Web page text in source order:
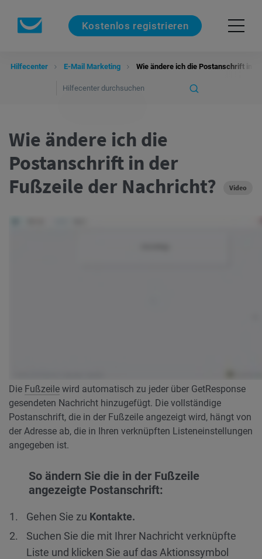
Kostenlos registrieren
Hilfecenter E-Mail Marketing Wie ändere ich die Postanschrift in
Wie ändere ich die
Postanschrift in der
Fußzeile der Nachricht?
Video
Die Fußzeile wird automatisch zu jeder über GetResponse
gesendeten Nachricht hinzugefügt. Die vollständige
Postanschrift, die in der Fußzeile angezeigt wird, hängt von
der Adresse ab, die in Ihren verknüpften Listeneinstellungen
angegeben ist.
So ändern Sie die in der Fußzeile
angezeigte Postanschrift:
Gehen Sie zu Kontakte.
Suchen Sie die mit Ihrer Nachricht verknüpfte
Liste und klicken Sie auf das Aktionssymbol